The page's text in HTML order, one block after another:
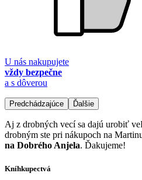
U nás nakupujete
vždy bezpečne
a s dôverou
Predchádzajúce Ďalšie
Aj z drobných vecí sa dajú urobiť
drobným ste pri nákupoch na
na Dobrého Anjela. Ďakujeme!
Kníhkupectvá